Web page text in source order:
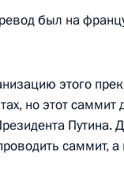
был на
этого
но этот саммит
Путина.
саммит, а